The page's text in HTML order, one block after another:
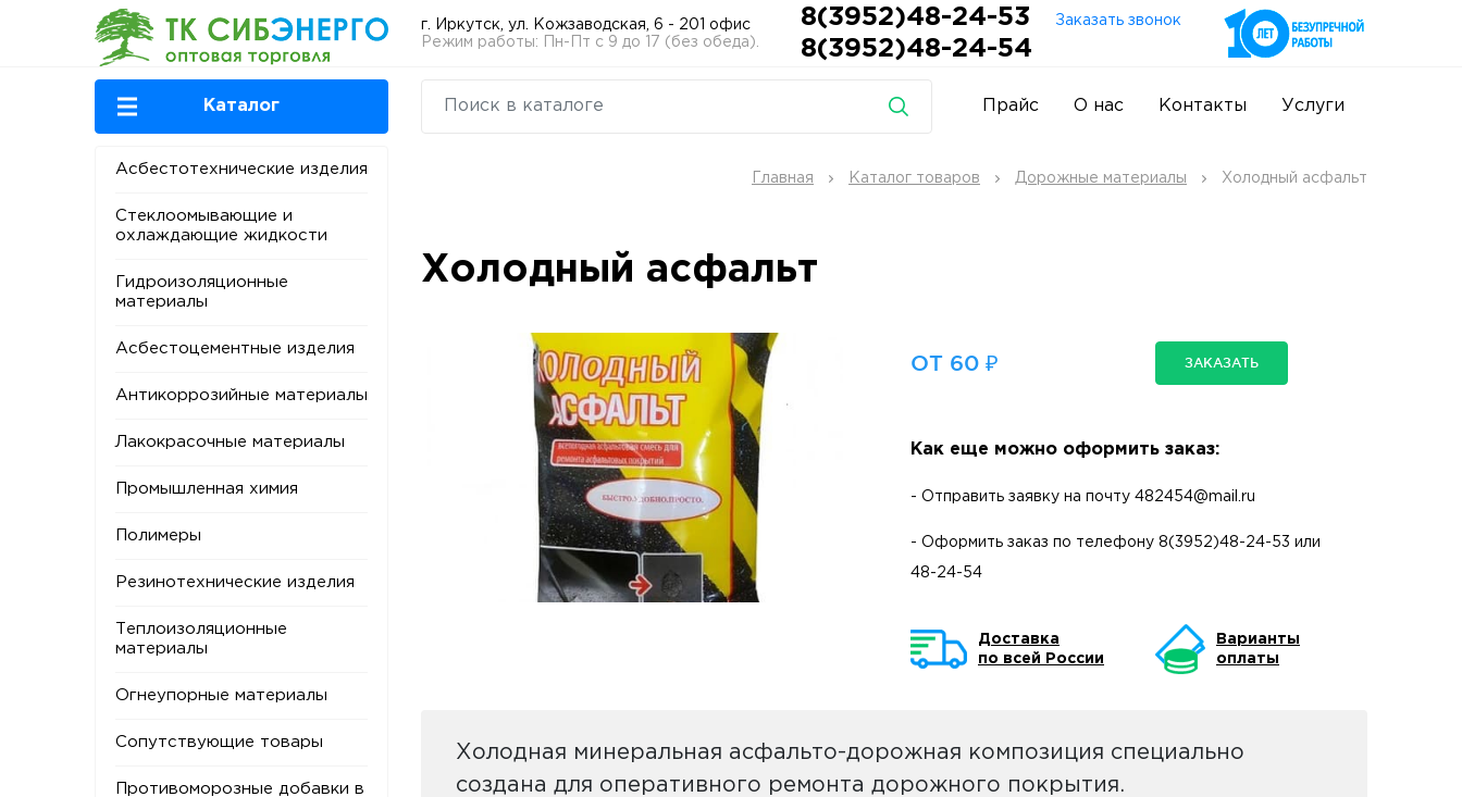
г. Иркутск, ул. Кожзаводская, 6 - 201 офис
Режим работы: Пн-Пт с 9 до 17 (без обеда).
8(3952)48-24-53 Заказать звонок
8(3952)48-24-54
Каталог Прайс О нас Контакты Услуги
Асбестотехнические изделия
Стеклоомывающие и
охлаждающие жидкости
Гидроизоляционные
материалы
Асбестоцементные изделия
Антикоррозийные материалы
Лакокрасочные материалы
Промышленная химия
Полимеры
Резинотехнические изделия
Теплоизоляционные
материалы
Огнеупорные материалы
Сопутствующие товары
Противоморозные добавки в
Главная Каталог товаров Дорожные материалы Холодный асфальт
Холодный асфальт
ОТ 60 ₽ ЗАКАЗАТЬ
Как еще можно оформить заказ:
- Отправить заявку на почту 482454@mail.ru
- Оформить заказ по телефону 8(3952)48-24-53 или
48-24-54
Доставка
по всей России
Варианты
оплаты
Холодная минеральная асфальто-дорожная композиция специально
создана для оперативного ремонта дорожного покрытия.